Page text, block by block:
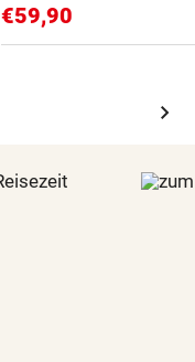
€59,90
chevron_right